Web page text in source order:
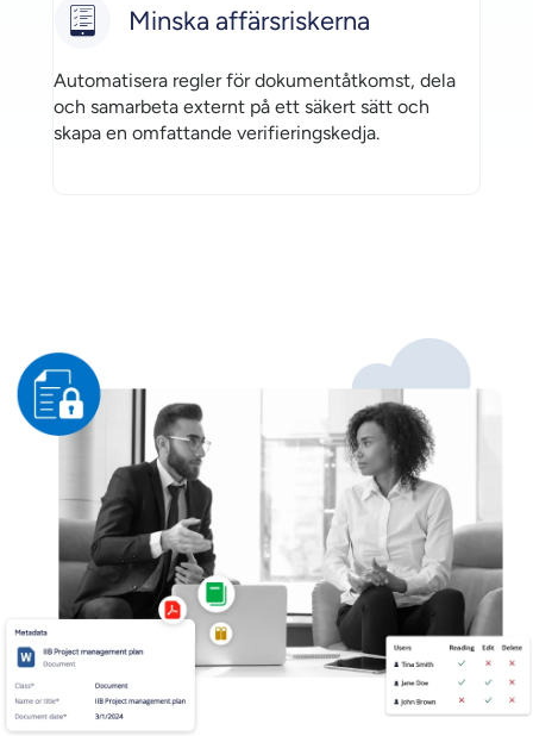
Minska affärsriskerna
Automatisera regler för dokumentåtkomst, dela
och samarbeta externt på ett säkert sätt och
skapa en omfattande verifieringskedja.